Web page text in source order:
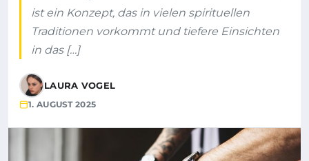
ist ein Konzept, das in vielen spirituellen
Traditionen vorkommt und tiefere Einsichten
in das […]
LAURA VOGEL
1. AUGUST 2025